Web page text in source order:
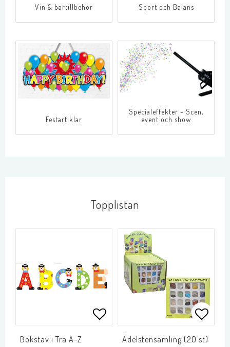
Vin & bartillbehör Sport och Balans
Festartiklar
Specialeffekter - Scen,
event och show
Topplistan
Lägg till i favoritlistan
Bokstav i Trä A-Z
Lägg
Ädelstensamling (20 st)